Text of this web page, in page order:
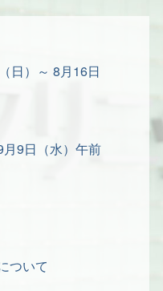
日）～ 8月16日
9日（水）午前
ついて